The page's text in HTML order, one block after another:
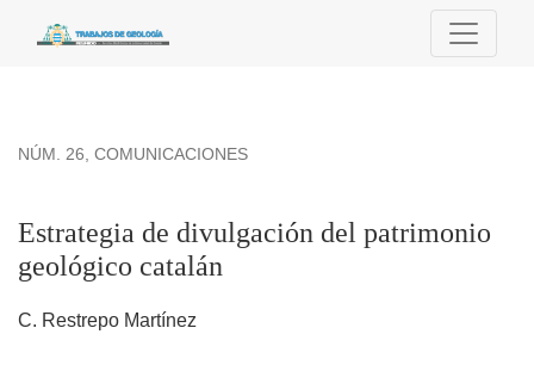
Estrategia de divulgación del patrimonio geológico catalán
NÚM. 26, COMUNICACIONES
Estrategia de divulgación del patrimonio
geológico catalán
C. Restrepo Martínez